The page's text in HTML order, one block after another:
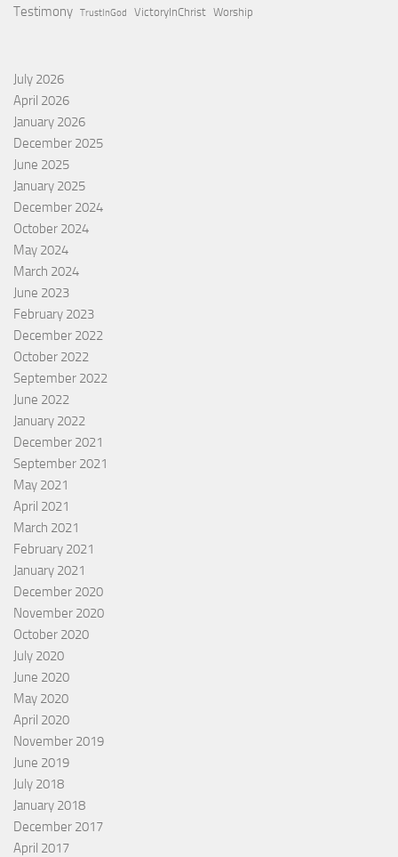
Testimony TrustInGod VictoryInChrist Worship
July 2026
April 2026
January 2026
December 2025
June 2025
January 2025
December 2024
October 2024
May 2024
March 2024
June 2023
February 2023
December 2022
October 2022
September 2022
June 2022
January 2022
December 2021
September 2021
May 2021
April 2021
March 2021
February 2021
January 2021
December 2020
November 2020
October 2020
July 2020
June 2020
May 2020
April 2020
November 2019
June 2019
July 2018
January 2018
December 2017
April 2017